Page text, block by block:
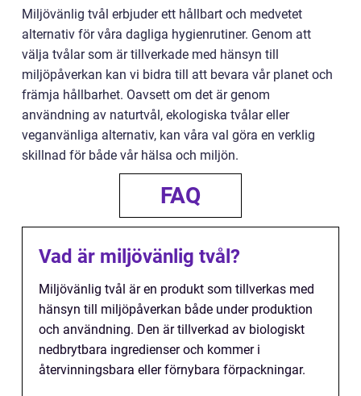
Miljövänlig tvål erbjuder ett hållbart och medvetet
alternativ för våra dagliga hygienrutiner. Genom att
välja tvålar som är tillverkade med hänsyn till
miljöpåverkan kan vi bidra till att bevara vår planet och
främja hållbarhet. Oavsett om det är genom
användning av naturtvål, ekologiska tvålar eller
veganvänliga alternativ, kan våra val göra en verklig
skillnad för både vår hälsa och miljön.
FAQ
Vad är miljövänlig tvål?
Miljövänlig tvål är en produkt som tillverkas med
hänsyn till miljöpåverkan både under produktion
och användning. Den är tillverkad av biologiskt
nedbrytbara ingredienser och kommer i
återvinningsbara eller förnybara förpackningar.